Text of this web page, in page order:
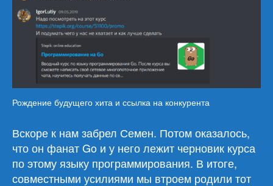
Рождение будущего хита и ссылка на конкурента
Вскоре к нам забрел Семен. Потом оказалось,
что он фанат Go и у него лежит черновик курса
по этому языку программирования. В итоге,
совместными усилиями мы втроем родили тот